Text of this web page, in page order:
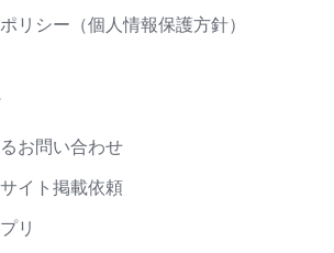
リシー（個人情報保護方針）
お問い合わせ
イト掲載依頼
リ